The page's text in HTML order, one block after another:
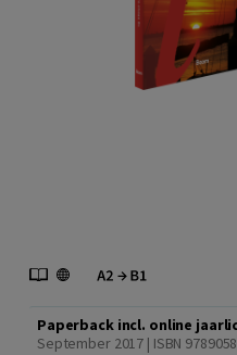
Paperback incl. online
September 2017 | ISBN